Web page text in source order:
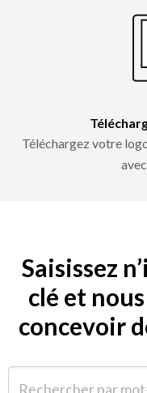
Téléchargez votre
Saisissez
clé et
concevoir